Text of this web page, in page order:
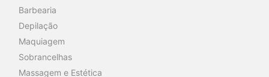
Barbearia
Depilação
Maquiagem
Sobrancelhas
Massagem e Estética